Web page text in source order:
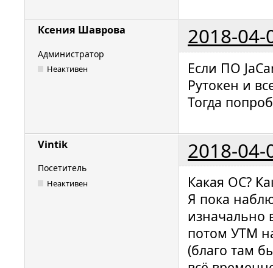
Ксения Шаврова 2018-04-
Администратор
Неактивен
Если ПО
Рутокен и
Тогда
Vintik 2018-04-
Посетитель
Неактивен
Какая ОС?
Я пока
изначально
потом УТМ
(благо там